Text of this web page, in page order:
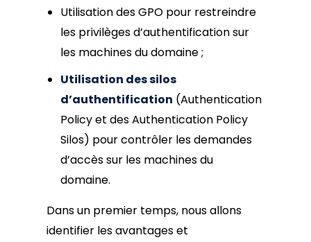
Utilisation des GPO pour restreindre
les privilèges d’authentification sur
les machines du domaine ;
Utilisation des silos
d’authentification (Authentication
Policy et des Authentication Policy
Silos) pour contrôler les demandes
d’accès sur les machines du
domaine.
Dans un premier temps, nous allons
identifier les avantages et